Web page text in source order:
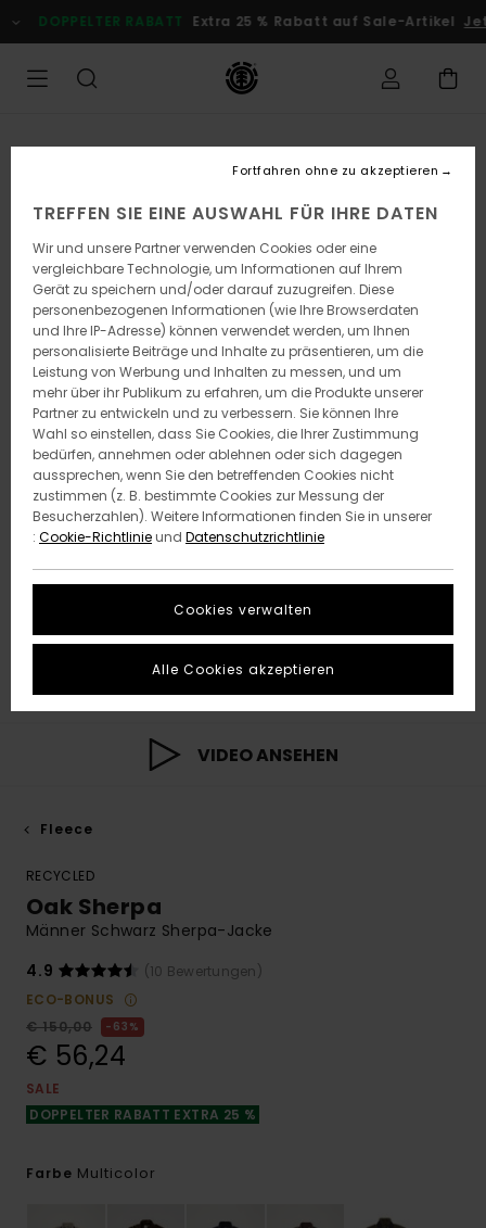
zur
Produktinformation
DOPPELTER RABATT Extra 25 % Rabatt auf Sale-Artikel
VIDEO ANSEHEN
Fleece
RECYCLED
Oak Sherpa
Männer Schwarz Sherpa-Jacke
4.9
(10 Bewertungen)
ECO-BONUS
€ 150,00
63%
€ 56,24
SALE
DOPPELTER RABATT EXTRA 25 %
Farbe Multicolor
TREFFEN SIE EINE AUSWAHL FÜR IHRE DATEN
Wir und unsere Partner verwenden Cookies oder eine
vergleichbare Technologie, um Informationen auf Ihrem
Gerät zu speichern und/oder darauf zuzugreifen. Diese
personenbezogenen Informationen (wie Ihre Browserdaten
und Ihre IP-Adresse) können verwendet werden, um Ihnen
personalisierte Beiträge und Inhalte zu präsentieren, um die
Leistung von Werbung und Inhalten zu messen, und um
mehr über ihr Publikum zu erfahren, um die Produkte unserer
Partner zu entwickeln und zu verbessern. Sie können Ihre
Wahl so einstellen, dass Sie Cookies, die Ihrer Zustimmung
bedürfen, annehmen oder ablehnen oder sich dagegen
aussprechen, wenn Sie den betreffenden Cookies nicht
zustimmen (z. B. bestimmte Cookies zur Messung der
Besucherzahlen). Weitere Informationen finden Sie in unserer
: Cookie-Richtlinieund Datenschutzrichtlinie
Cookies verwalten
Fortfahren ohne zu akzeptieren
Alle Cookies akzeptieren